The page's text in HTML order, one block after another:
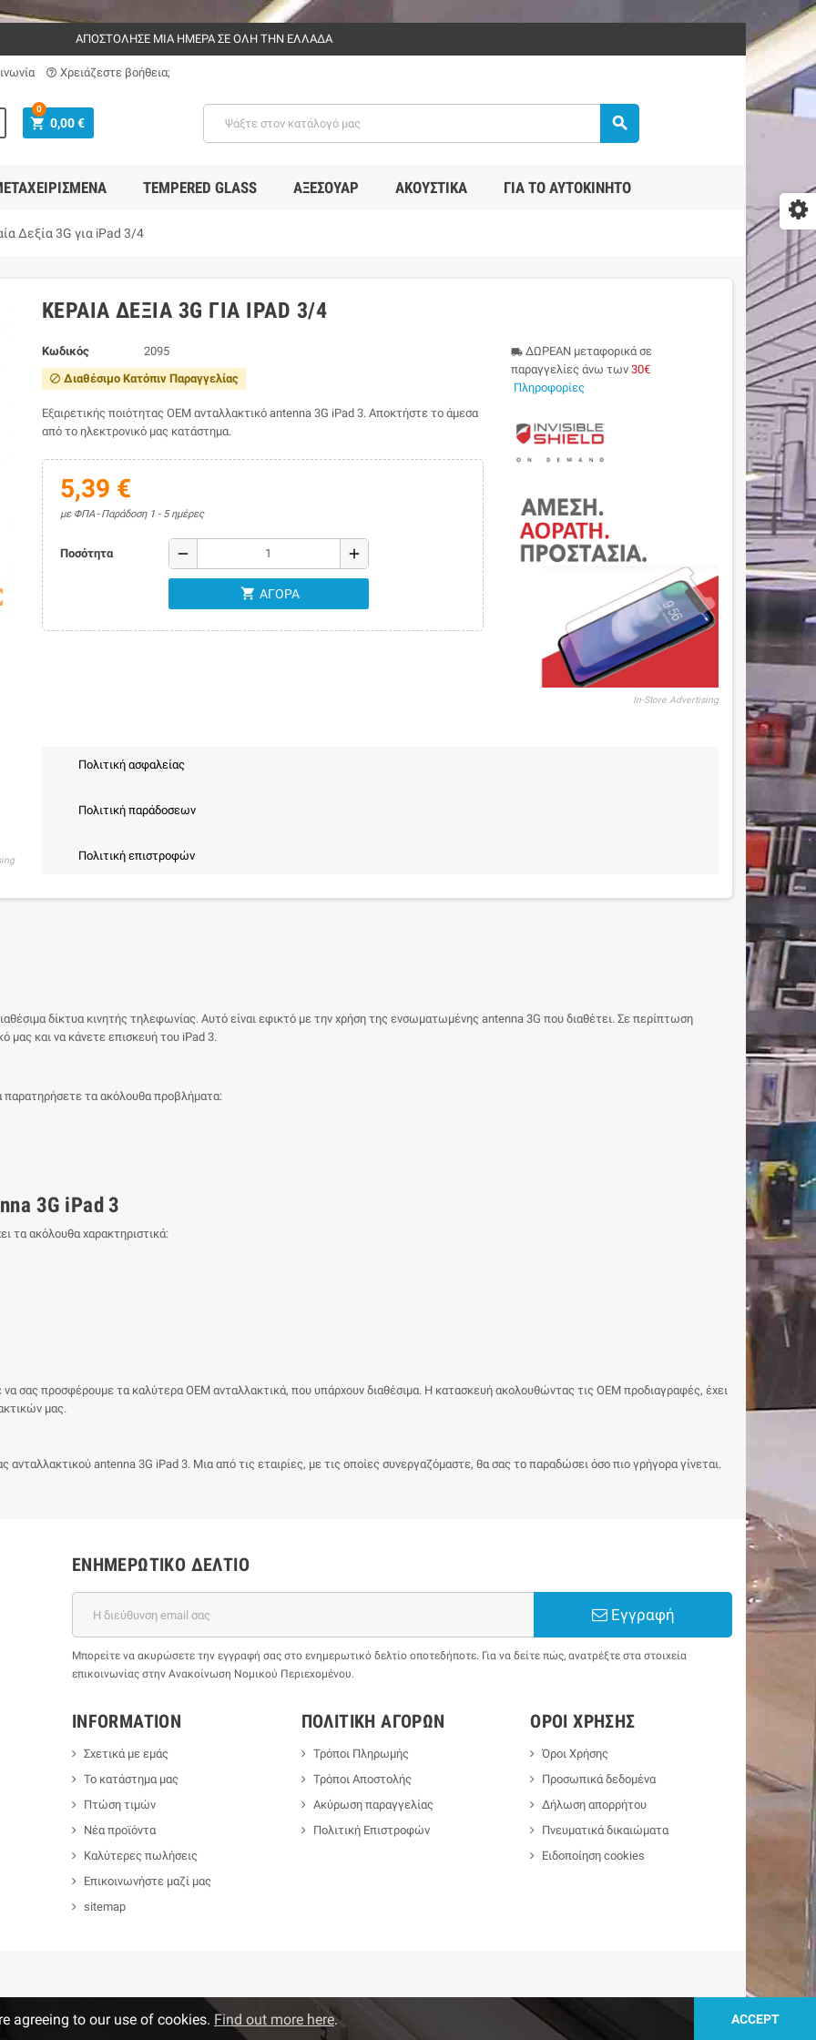
ΑΠΟΣΤΟΛΗΣΕ ΜΙΑ ΗΜΕΡΑ ΣΕ ΟΛΗ ΤΗΝ ΕΛΛΑΔΑ
help_outline Χρειάζεστε βοήθεια;
shopping_cart 0,00 €
0
search
TEMPERED GLASS ΑΞΕΣΟΥΆΡ ΑΚΟΥΣΤΙΚΆ ΓΙΑ ΤΟ ΑΥΤΟΚΊΝΗΤΟ
Δεξία 3G για iPad 3/4
ΚΕΡΑΊΑ ΔΕΞΊΑ 3G ΓΙΑ IPAD 3/4
Κωδικός 2095
block Διαθέσιμο Κατόπιν Παραγγελίας
Εξαιρετικής ποιότητας ΟΕΜ ανταλλακτικό antenna 3G iPad 3. Αποκτήστε το άμεσα
από το ηλεκτρονικό μας κατάστημα.
5,39 €
με ΦΠΑ Παράδοση 1 - 5 ημέρες
Ποσότητα remove add
shopping_cart ΑΓΟΡΆ
local_shipping ΔΩΡΕΑΝ μεταφορικά σε
παραγγελίες άνω των 30€
Πληροφορίες
In-Store Advertising
Πολιτική ασφαλείας
Πολιτική παράδοσεων
Πολιτική επιστροφών
δίκτυα κινητής τηλεφωνίας. Αυτό είναι εφικτό με την χρήση της ενσωματωμένης antenna 3G που διαθέτει. Σε περίπτωση
μας και να κάνετε επισκευή του iPad 3.
παρατηρήσετε τα ακόλουθα προβλήματα:
3G iPad 3
τα ακόλουθα χαρακτηριστικά:
να σας προσφέρουμε τα καλύτερα ΟΕΜ ανταλλακτικά, που υπάρχουν διαθέσιμα. Η κατασκευή ακολουθώντας τις ΟΕΜ προδιαγραφές, έχει
μας.
antenna 3G iPad 3. Μια από τις εταιρίες, με τις οποίες συνεργαζόμαστε, θα σας το παραδώσει όσο πιο γρήγορα γίνεται.
ΕΝΗΜΕΡΩΤΙΚΌ ΔΕΛΤΊΟ
Εγγραφή
Μπορείτε να ακυρώσετε την εγγραφή σας στο ενημερωτικό δελτίο οποτεδήποτε. Για να δείτε πώς, ανατρέξτε στα στοιχεία
επικοινωνίας στην Ανακοίνωση Νομικού Περιεχομένου.
INFORMATION
Σχετικά με εμάς
Το κατάστημα μας
Πτώση τιμών
Νέα προϊόντα
Καλύτερες πωλήσεις
Επικοινωνήστε μαζί μας
sitemap
ΠΟΛΙΤΙΚΉ ΑΓΟΡΏΝ
Τρόποι Πληρωμής
Τρόποι Αποστολής
Ακύρωση παραγγελίας
Πολιτική Επιστροφών
ΌΡΟΙ ΧΡΉΣΗΣ
Όροι Χρήσης
Προσωπικά δεδομένα
Δήλωση απορρήτου
Πνευματικά δικαιώματα
Ειδοποίηση cookies
agreeing to our use of cookies. Find out more here. ACCEPT